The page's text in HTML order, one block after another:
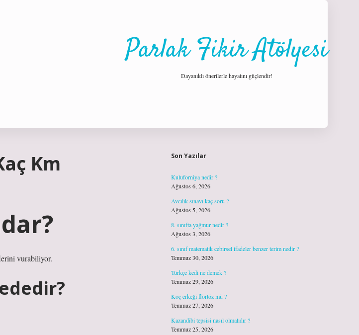
Parlak Fikir Atölyesi
Dayanıklı önerilerle hayatını güçlendir!
Km
vurabiliyor.
Son Yazılar
Kuluforniya nedir ?
Ağustos 6, 2026
Avcılık sınavı kaç soru ?
Ağustos 5, 2026
8. sınıfta yağmur nedir ?
Ağustos 3, 2026
6. sınıf matematik cebirsel ifadeler benzer terim nedir ?
Temmuz 30, 2026
Türkçe kedi ne demek ?
Temmuz 29, 2026
Koç erkeği flörtöz mü ?
Temmuz 27, 2026
Kazandibi tepsisi nasıl olmalıdır ?
Temmuz 25, 2026